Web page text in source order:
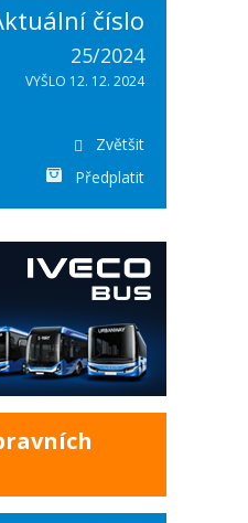
číslo
25/2024
VYŠLO 12. 12. 2024
Zvětšit
Předplatit